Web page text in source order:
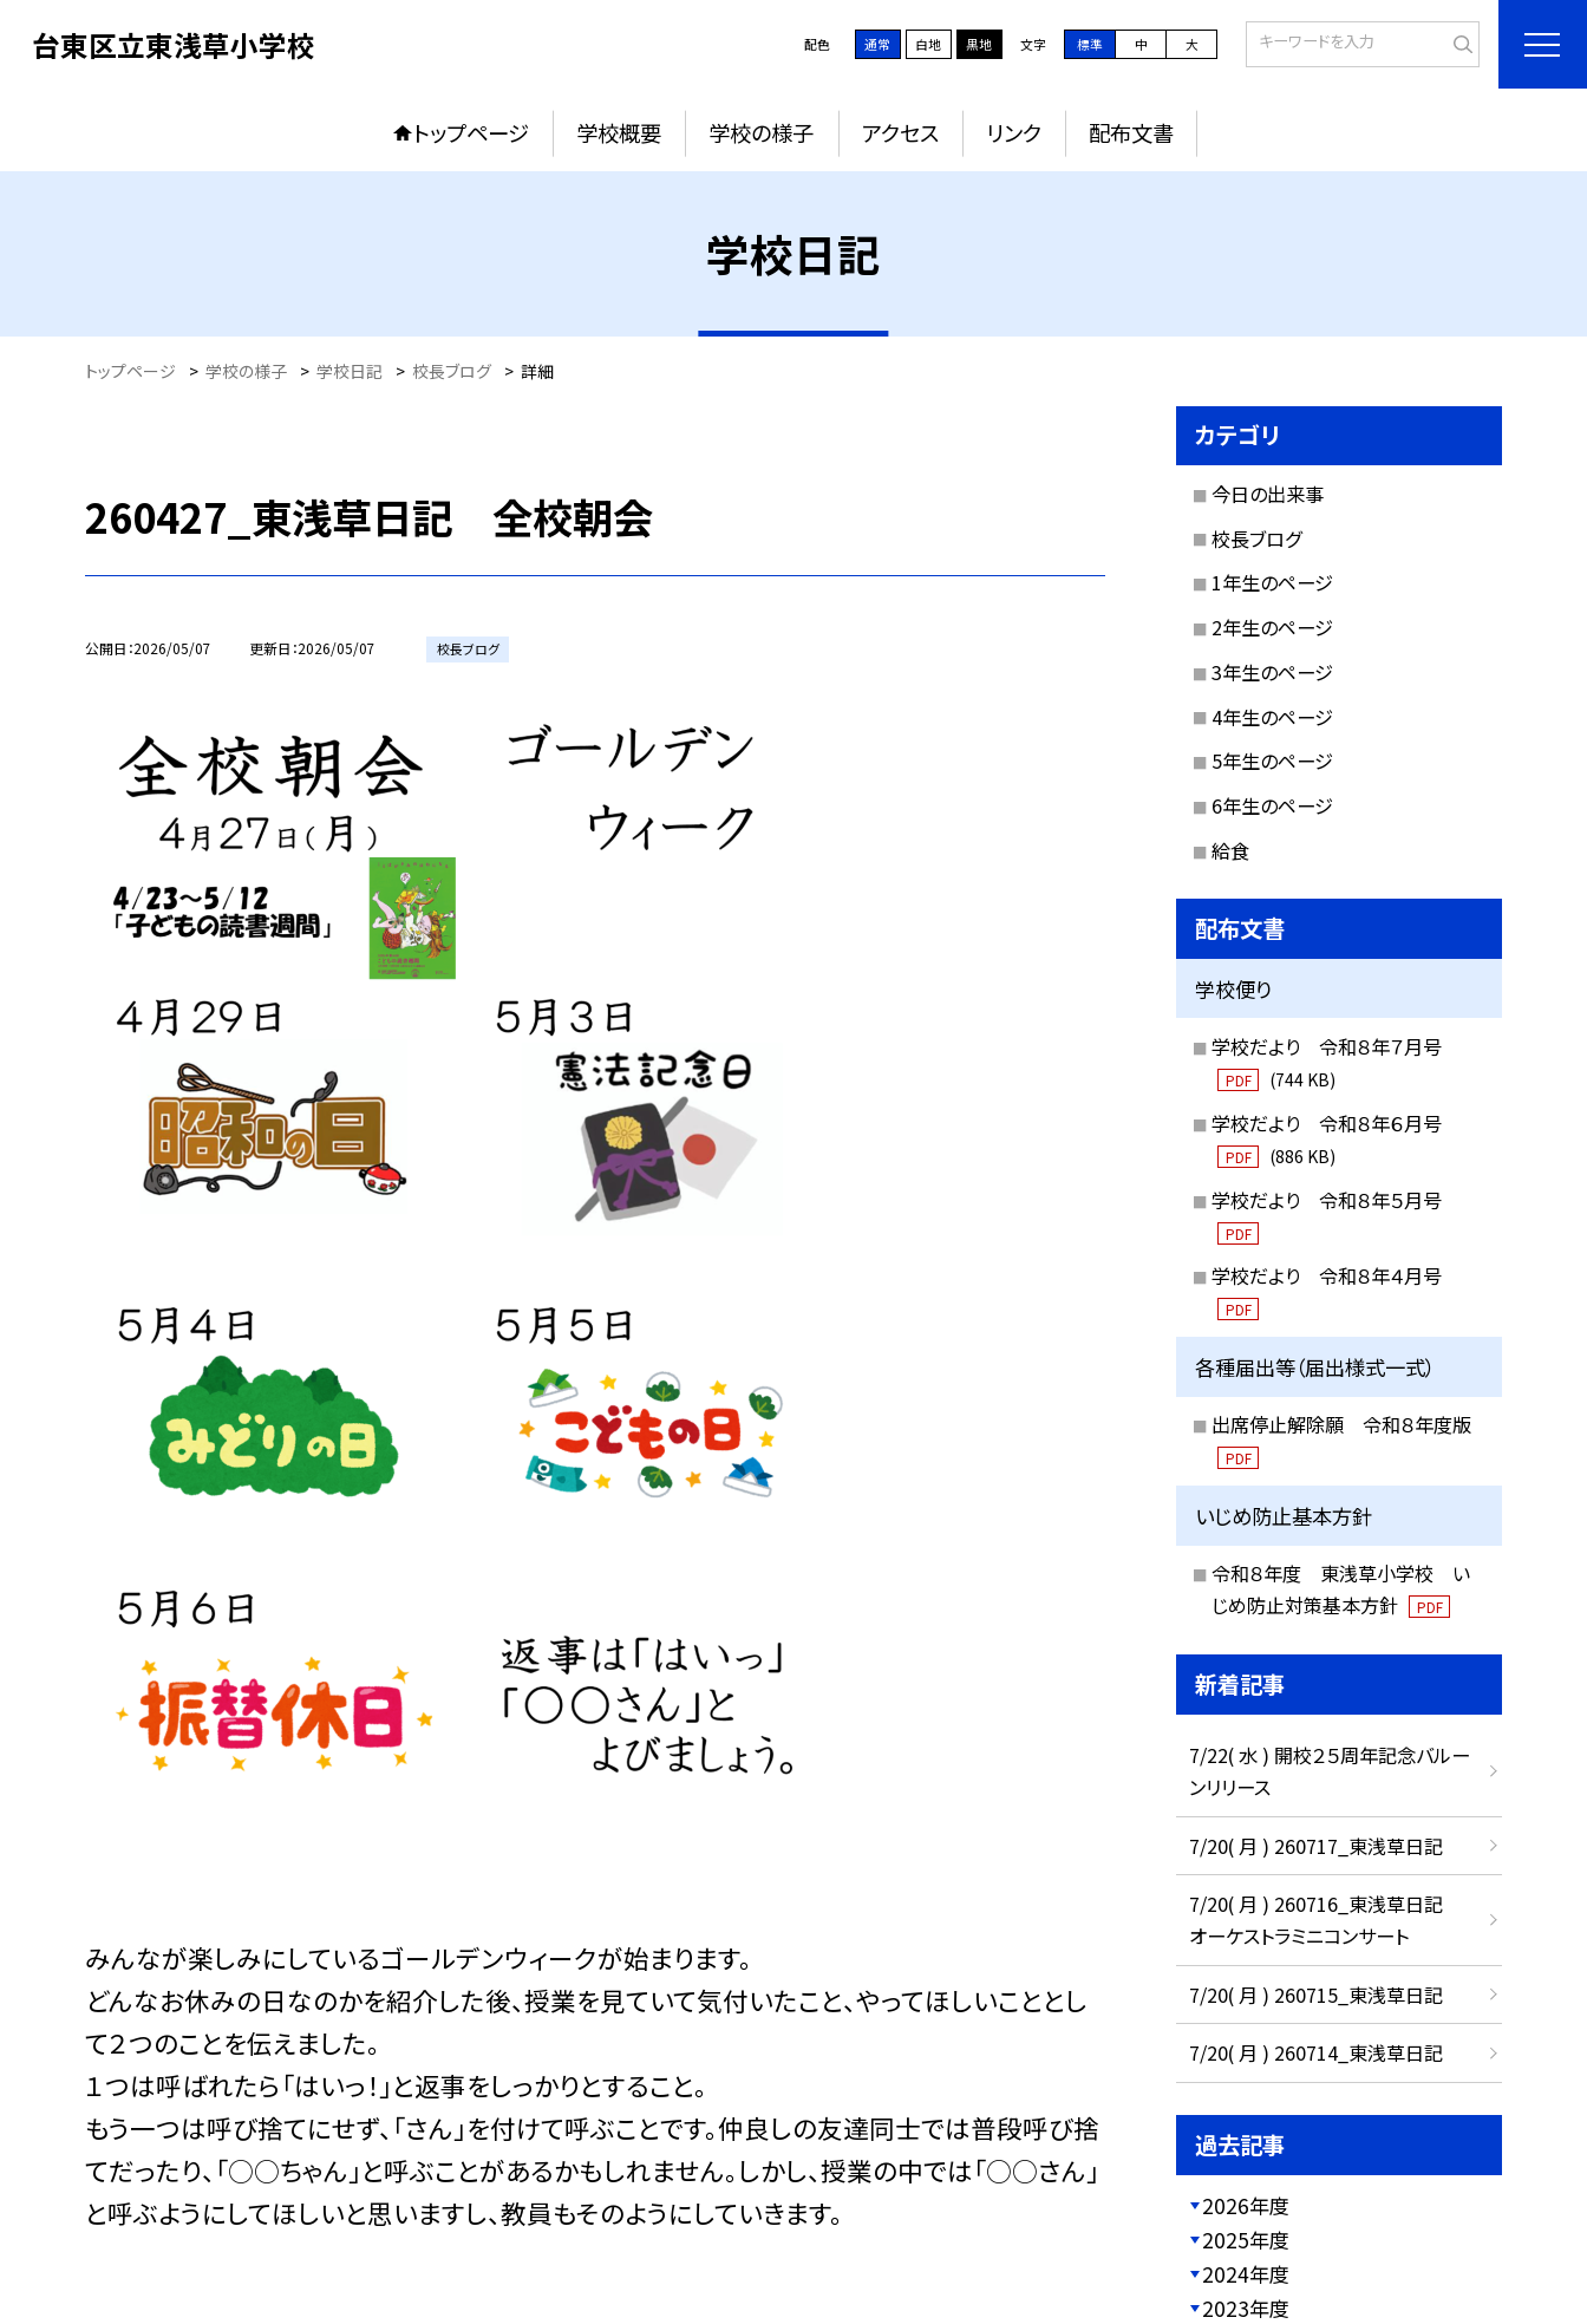
台東区立東浅草小学校 配色 通常 白地 黒地 文字 標準 中 大
トップページ 学校概要 学校の様子 アクセス リンク 配布文書
学校日記
トップページ > 学校の様子 > 学校日記 > 校長ブログ > 詳細
260427_東浅草日記 全校朝会
公開日 2026/05/07 更新日 2026/05/07 校長ブログ
みんなが楽しみにしているゴールデンウィークが始まります。
どんなお休みの日なのかを紹介した後、授業を見ていて気付いたこと、やってほしいこととし
て２つのことを伝えました。
１つは呼ばれたら「はいっ！」と返事をしっかりとすること。
もう一つは呼び捨てにせず、「さん」を付けて呼ぶことです。仲良しの友達同士では普段呼び捨
てだったり、「○○ちゃん」と呼ぶことがあるかもしれません。しかし、授業の中では「○○さん」
と呼ぶようにしてほしいと思いますし、教員もそのようにしていきます。
カテゴリ
今日の出来事
校長ブログ
1年生のページ
2年生のページ
3年生のページ
4年生のページ
5年生のページ
6年生のページ
給食
配布文書
学校便り
学校だより 令和８年７月号
PDF (744 KB)
学校だより 令和８年６月号
PDF (886 KB)
学校だより 令和８年５月号
PDF
学校だより 令和８年４月号
PDF
各種届出等（届出様式一式）
出席停止解除願 令和８年度版
PDF
いじめ防止基本方針
令和８年度 東浅草小学校 い
じめ防止対策基本方針
PDF
新着記事
7/22( 水 ) 開校２５周年記念バルー
ンリリース
7/20( 月 ) 260717_東浅草日記
7/20( 月 ) 260716_東浅草日記
オーケストラミニコンサート
7/20( 月 ) 260715_東浅草日記
7/20( 月 ) 260714_東浅草日記
過去記事
2026年度
2025年度
2024年度
2023年度